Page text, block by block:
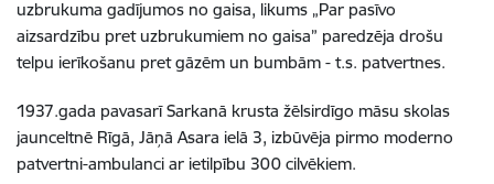
uzbrukuma gadījumos no gaisa, likums „Par pasīvo
aizsardzību pret uzbrukumiem no gaisa” paredzēja drošu
telpu ierīkošanu pret gāzēm un bumbām - t.s. patvertnes.
1937.gada pavasarī Sarkanā krusta žēlsirdīgo māsu skolas
jaunceltnē Rīgā, Jāņā Asara ielā 3, izbūvēja pirmo moderno
patvertni-ambulanci ar ietilpību 300 cilvēkiem.